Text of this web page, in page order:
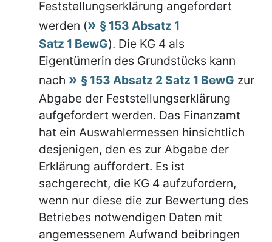
Feststellungserklärung angefordert
werden (
§ 153 Absatz 1
Satz 1 BewG). Die KG 4 als
Eigentümerin des Grundstücks kann
nach
§ 153 Absatz 2 Satz 1 BewG zur
Abgabe der Feststellungserklärung
aufgefordert werden. Das Finanzamt
hat ein Auswahlermessen hinsichtlich
desjenigen, den es zur Abgabe der
Erklärung auffordert. Es ist
sachgerecht, die KG 4 aufzufordern,
wenn nur diese die zur Bewertung des
Betriebes notwendigen Daten mit
angemessenem Aufwand beibringen